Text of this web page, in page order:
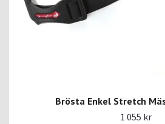
Brösta Enkel Stretch
1 055 kr